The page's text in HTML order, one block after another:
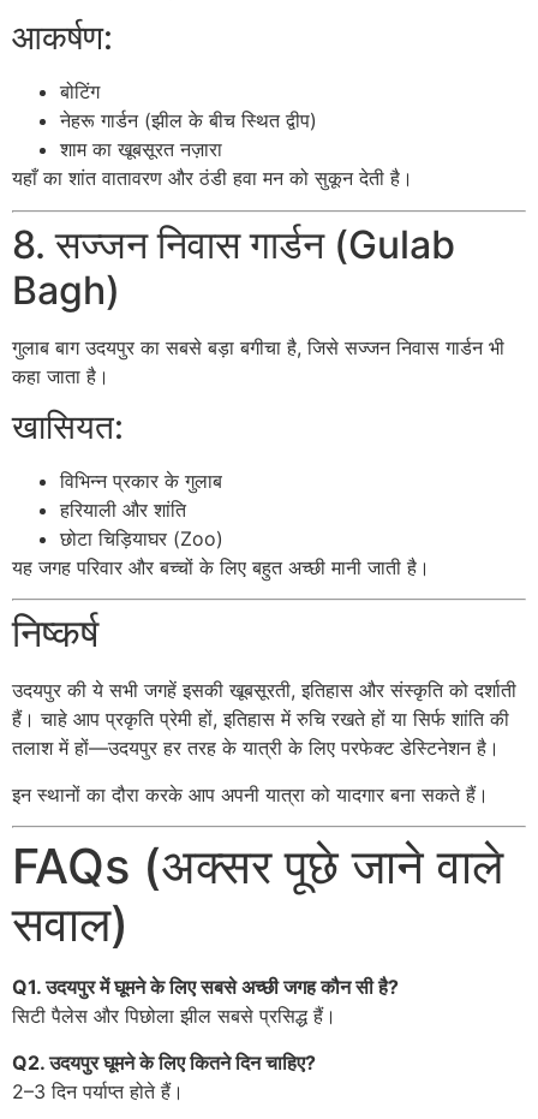
आकर्षण:
बोटिंग
नेहरू गार्डन (झील के बीच स्थित द्वीप)
शाम का खूबसूरत नज़ारा
यहाँ का शांत वातावरण और ठंडी हवा मन को सुकून देती है।
8. सज्जन निवास गार्डन (Gulab
Bagh)
गुलाब बागउदयपुर का सबसे बड़ा बगीचा है, जिसे सज्जन निवास गार्डन भी
कहा जाता है।
खासियत:
विभिन्न प्रकार के गुलाब
हरियाली और शांति
छोटा चिड़ियाघर (Zoo)
यह जगह परिवार और बच्चों के लिए बहुत अच्छी मानी जाती है।
निष्कर्ष
उदयपुर की ये सभी जगहें इसकी खूबसूरती, इतिहास और संस्कृति को दर्शाती
हैं। चाहे आप प्रकृति प्रेमी हों, इतिहास में रुचि रखते हों या सिर्फ शांति की
तलाश में हों—उदयपुर हर तरह के यात्री के लिए परफेक्ट डेस्टिनेशन है।
इन स्थानों का दौरा करके आप अपनी यात्रा को यादगार बना सकते हैं।
FAQs (अक्सर पूछे जाने वाले
सवाल)
Q1. उदयपुर में घूमने के लिए सबसे अच्छी जगह कौन सी है?
सिटी पैलेस और पिछोला झील सबसे प्रसिद्ध हैं।
Q2. उदयपुर घूमने के लिए कितने दिन चाहिए?
2–3 दिन पर्याप्त होते हैं।